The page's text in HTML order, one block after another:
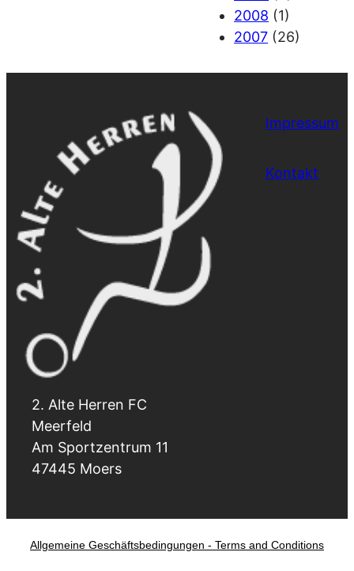
2008 (1)
2007 (26)
2. Alte Herren FC
Meerfeld
Am Sportzentrum 11
47445 Moers
Impressum
Kontakt
Allgemeine Geschäftsbedingungen - Terms and Conditions